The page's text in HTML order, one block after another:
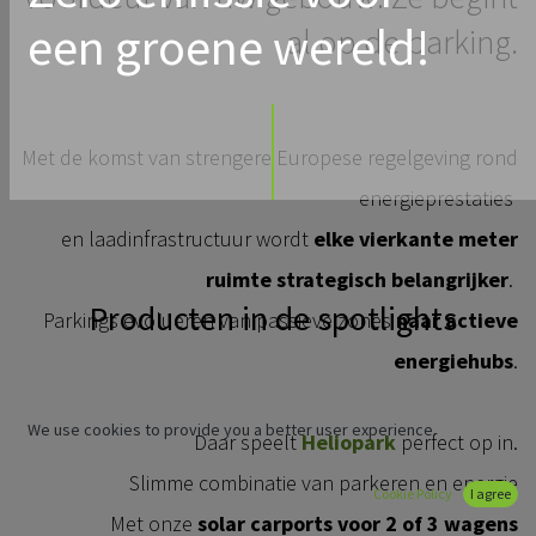
al op de parking.
Met de komst van strengere Europese regelgeving rond
energieprestaties
en laadinfrastructuur wordt elke vierkante meter
ruimte strategisch belangrijker.
Parkings evolueren van passieve zonesnaar actieve
energiehubs.
Daar speeltHelioparkperfect op in.
Slimme combinatie van parkeren en energie
Met onze solar carports voor 2 of 3 wagens
een groene wereld!
Producten in de spotlights
We use cookies to provide you a better user experience.
Cookie Policy I agree